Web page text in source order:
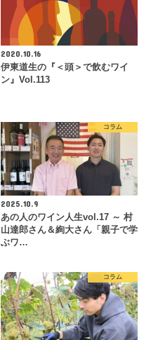
2020.10.16
伊東道生の『＜頭＞で飲むワイ
ン』Vol.113
コラム
2025.10.9
あの人のワイン人生vol.17 ～ 村
山達郎さん＆絢大さん「親子で学
ぶワ…
コラム